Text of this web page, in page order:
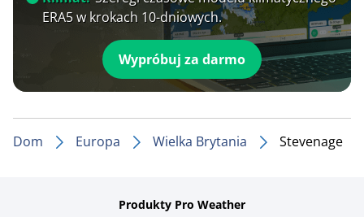
ERA5 w krokach 10-dniowych.
Wypróbuj za darmo
Dom Europa Wielka Brytania Stevenage
Produkty Pro Weather